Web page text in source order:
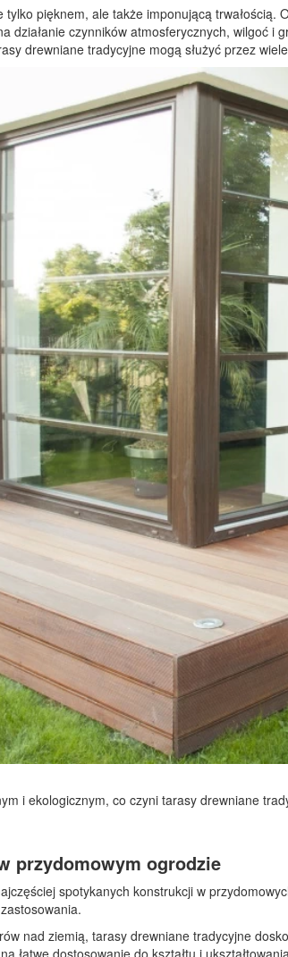
pięknem, ale także imponującą
działanie czynników atmosferycznych, wilgoć
drewniane tradycyjne mogą służyć przez
i ekologicznym, co czyni tarasy drewniane
przydomowym ogrodzie
spotykanych konstrukcji w
nad ziemią, tarasy drewniane tradycyjne
łatwe dostosowanie do kształtu i